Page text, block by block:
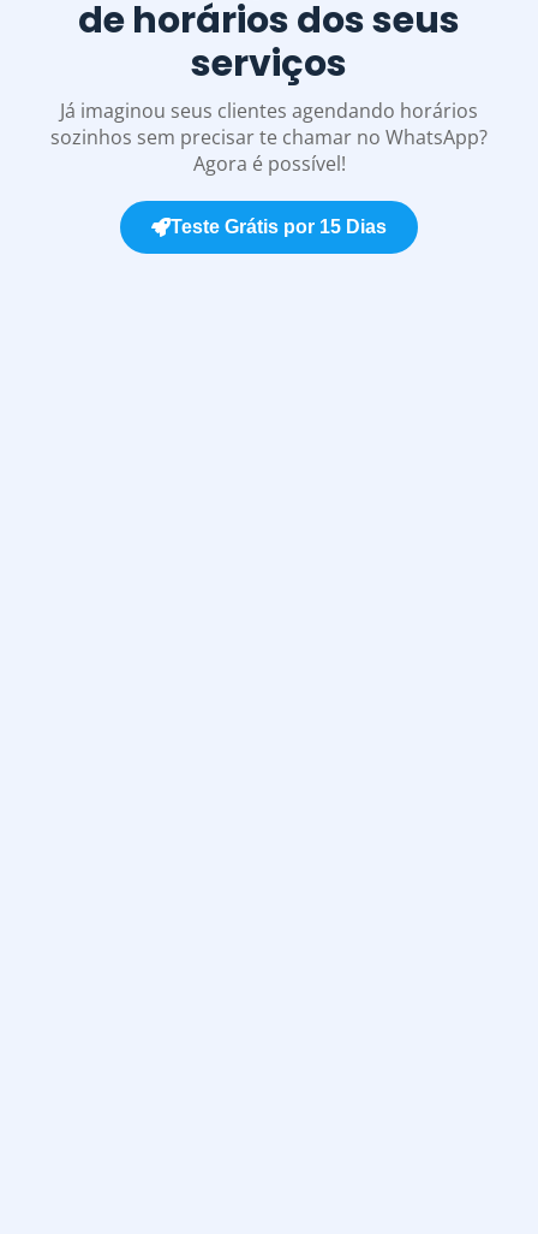
de horários dos seus
serviços
Já imaginou seus clientes agendando horários
sozinhos sem precisar te chamar no WhatsApp?
Agora é possível!
Teste Grátis por 15 Dias